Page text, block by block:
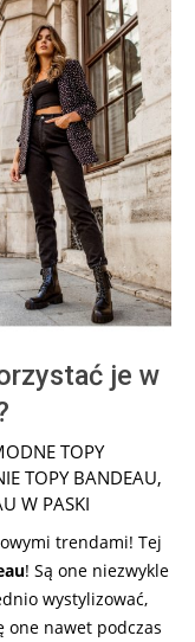
je w
TOPY
TOPY BANDEAU,
W PASKI
trendami! Tej
! Są one niezwykle
wystylizować,
one nawet podczas